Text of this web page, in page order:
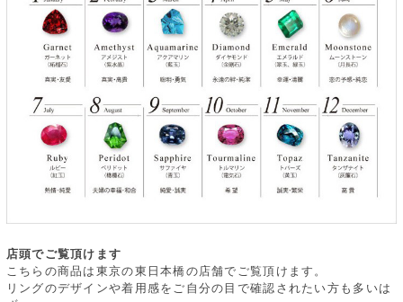
店頭でご覧頂けます
こちらの商品は東京の東日本橋の店舗でご覧頂けます。
リングのデザインや着用感をご自分の目で確認されたい方も多いは